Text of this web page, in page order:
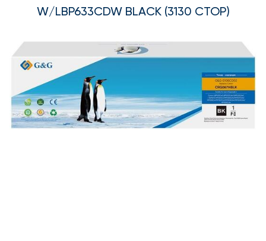
W/LBP633CDW BLACK (3130 СТОР)